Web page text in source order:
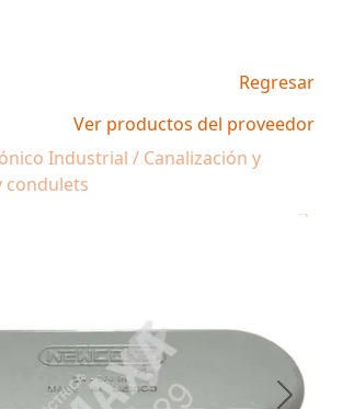
Regresar
Ver productos del proveedor
Industrial / Canalización y
condulets